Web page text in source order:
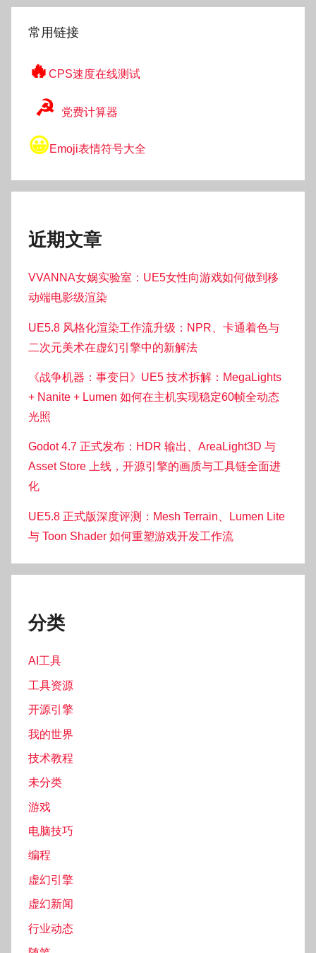
索
常用链接
🔥 CPS速度在线测试
☭ 党费计算器
😀Emoji表情符号大全
近期文章
VVANNA女娲实验室：UE5女性向游戏如何做到移
动端电影级渲染
UE5.8 风格化渲染工作流升级：NPR、卡通着色与
二次元美术在虚幻引擎中的新解法
《战争机器：事变日》UE5 技术拆解：MegaLights
+ Nanite + Lumen 如何在主机实现稳定60帧全动态
光照
Godot 4.7 正式发布：HDR 输出、AreaLight3D 与
Asset Store 上线，开源引擎的画质与工具链全面进
化
UE5.8 正式版深度评测：Mesh Terrain、Lumen Lite
与 Toon Shader 如何重塑游戏开发工作流
分类
AI工具
工具资源
开源引擎
我的世界
技术教程
未分类
游戏
电脑技巧
编程
虚幻引擎
虚幻新闻
行业动态